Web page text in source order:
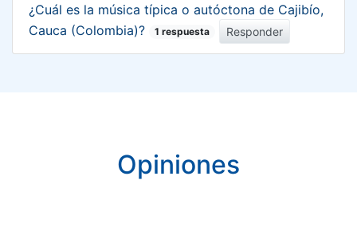
¿Cuál es la música típica o autóctona de Cajibío,
Cauca (Colombia)?
1 respuesta Responder
Opiniones